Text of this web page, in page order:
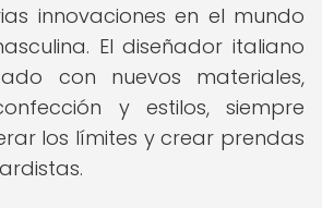
innovaciones en el mundo
El diseñador italiano
con nuevos materiales,
y estilos, siempre
los límites y crear prendas